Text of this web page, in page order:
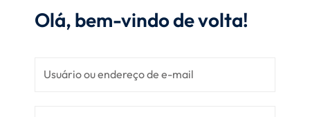
Olá, bem-vindo de volta!